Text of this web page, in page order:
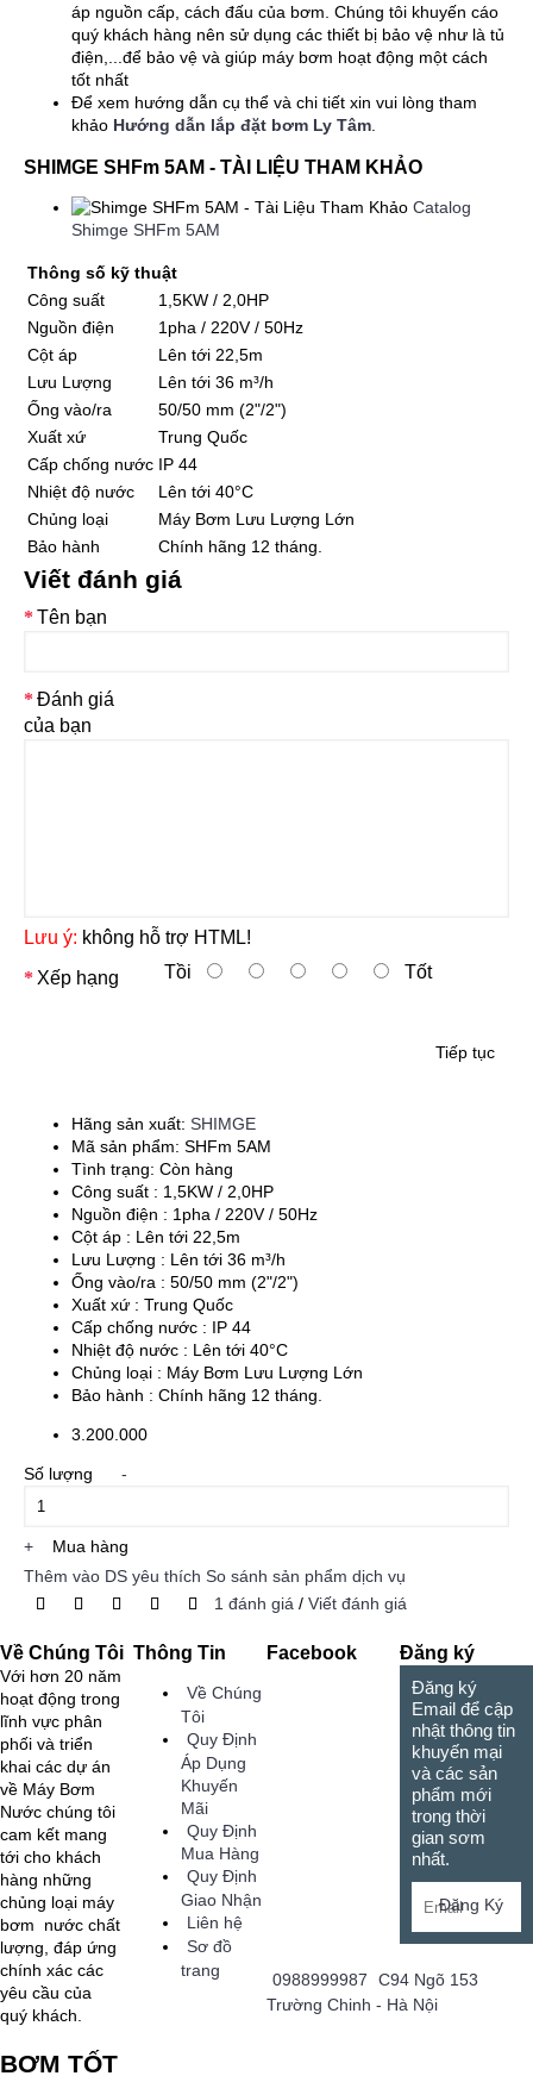
áp nguồn cấp, cách đấu của bơm. Chúng tôi khuyến cáo
quý khách hàng nên sử dụng các thiết bị bảo vệ như là tủ
điện,...để bảo vệ và giúp máy bơm hoạt động một cách
tốt nhất
Để xem hướng dẫn cụ thể và chi tiết xin vui lòng tham
khảo Hướng dẫn lắp đặt bơm Ly Tâm
SHIMGE SHFm 5AM - TÀI LIỆU THAM KHẢO
Catalog
Shimge SHFm 5AM
Thông số kỹ thuật
Công suất
1,5KW / 2,0HP
Nguồn điện
1pha / 220V / 50Hz
Cột áp
Lên tới 22,5m
Lưu Lượng
Lên tới 36 m³/h
Ống vào/ra
50/50 mm (2"/2")
Xuất xứ
Trung Quốc
Cấp chống nước IP 44
Nhiệt độ nước
Lên tới 40°C
Chủng loại
Máy Bơm Lưu Lượng Lớn
Bảo hành
Chính hãng 12 tháng.
Viết đánh giá
Tên bạn
Đánh giá
của bạn
Lưu ý: không hỗ trợ HTML!
Xếp hạng
Tồi Tốt
Tiếp tục
Hãng sản xuất: SHIMGE
Mã sản phẩm: SHFm 5AM
Tình trạng: Còn hàng
Công suất : 1,5KW / 2,0HP
Nguồn điện : 1pha / 220V / 50Hz
Cột áp : Lên tới 22,5m
Lưu Lượng : Lên tới 36 m³/h
Ống vào/ra : 50/50 mm (2"/2")
Xuất xứ : Trung Quốc
Cấp chống nước : IP 44
Nhiệt độ nước : Lên tới 40°C
Chủng loại : Máy Bơm Lưu Lượng Lớn
Bảo hành : Chính hãng 12 tháng.
3.200.000
Số lượng -
+
Mua hàng
Thêm vào DS yêu thích So sánh sản phẩm dịch vụ
1 đánh giá / Viết đánh giá
Về Chúng Tôi
Với hơn 20 năm
hoạt động trong
lĩnh vực phân
phối và triển
khai các dự án
về Máy Bơm
Nước chúng tôi
cam kết mang
tới cho khách
hàng những
chủng loại máy
bơm nước chất
lượng, đáp ứng
chính xác các
yêu cầu của
quý khách.
Thông Tin
Về Chúng
Tôi
Quy Định
Áp Dụng
Khuyến
Mãi
Quy Định
Mua Hàng
Quy Định
Giao Nhận
Liên hệ
Sơ đồ
trang
Facebook Đăng ký
Đăng ký
Email để cập
nhật thông tin
khuyến mại
và các sản
phẩm mới
trong thời
gian sơm
nhất.
Đăng Ký
0988999987
C94 Ngõ 153
Trường Chinh - Hà Nội
BƠM TỐT